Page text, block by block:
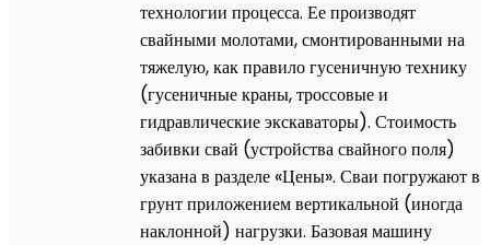
технологии процесса. Ее производят
свайными молотами, смонтированными на
тяжелую, как правило гусеничную технику
(гусеничные краны, троссовые и
гидравлические экскаваторы). Стоимость
забивки свай (устройства свайного поля)
указана в разделе «Цены». Сваи погружают в
грунт приложением вертикальной (иногда
наклонной) нагрузки. Базовая машину